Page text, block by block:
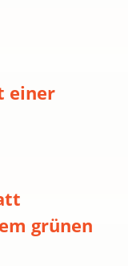
einer
grünen